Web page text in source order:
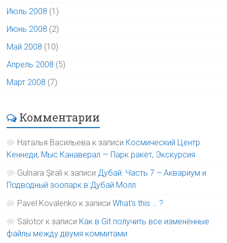
Июль 2008 (1)
Июнь 2008 (2)
Май 2008 (10)
Апрель 2008 (5)
Март 2008 (7)
Комментарии
Наталья Васильева к записи Космический Центр
Кеннеди, Мыс Канаверал — Парк ракет, Экскурсия
Gulnara Şirali к записи Дубай. Часть 7 – Аквариум и
Подводный зоопарк в Дубай Молл
Pavel Kovalenko к записиWhat’s this … ?
Salotor к записи Как в Git получить все изменённые
файлы между двумя коммитами